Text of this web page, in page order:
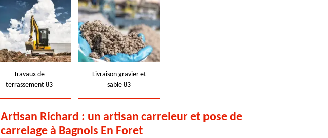
Travaux de
terrassement 83
Livraison gravier et
sable 83
Artisan Richard : un artisan carreleur et pose de
carrelage à Bagnols En Foret